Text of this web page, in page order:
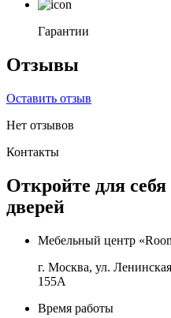
Гарантии
Отзывы
Оставить отзыв
Нет отзывов
Контакты
Откройте для
дверей
Мебельный центр
г. Москва, ул.
155А
Время работы